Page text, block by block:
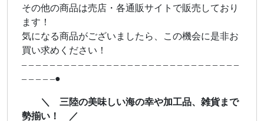
その他の商品は売店・各通販サイトで販売しており
ます！
気になる商品がございましたら、この機会に是非お
買い求めください！
– – – – – – – – – – – – – – – – – – – – – – – – – – – – – – –
– – – – –●
＼ 三陸の美味しい海の幸や加工品、雑貨まで
勢揃い！ ／